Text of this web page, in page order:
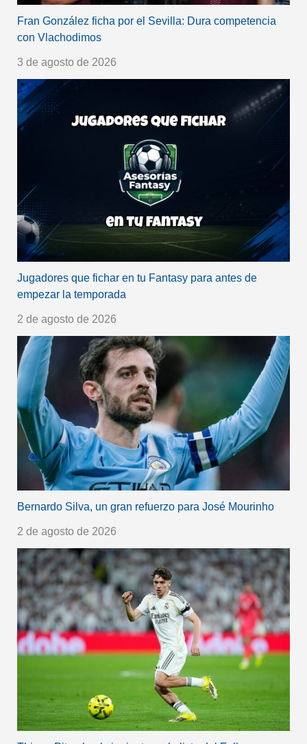
Fran González ficha por el Sevilla: Dura competencia
con Vlachodimos
3 de agosto de 2026
Jugadores que fichar en tu Fantasy para antes de
empezar la temporada
2 de agosto de 2026
Bernardo Silva, un gran refuerzo para José Mourinho
2 de agosto de 2026